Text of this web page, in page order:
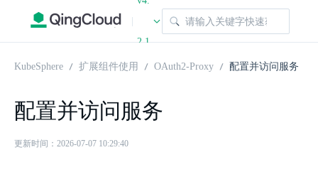
|
2.1
KubeSphere 扩展组件使用 OAuth2-Proxy 配置并访问服务
配置并访问服务
更新时间：2026-07-07 10:29:40